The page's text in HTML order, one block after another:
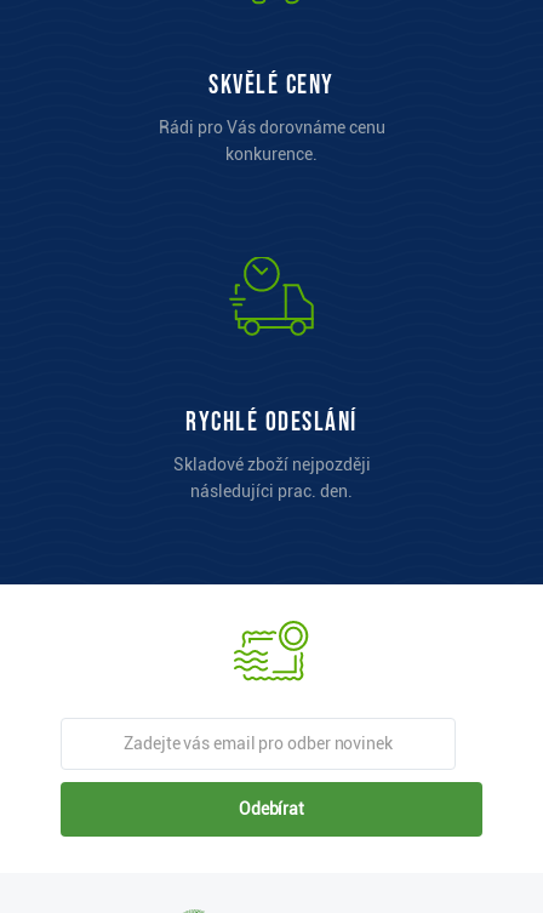
Skvělé ceny
Rádi pro Vás dorovnáme cenu
konkurence.
Rychlé odeslání
Skladové zboží nejpozději
následujíci prac. den.
Odebírat